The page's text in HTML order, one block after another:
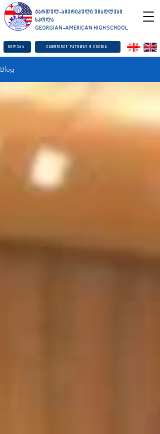
ქართულ-ამერიკული უმაღლესი
სკოლა
GEORGIAN-AMERICAN HIGH SCHOOL
მიღება Cambridge Pathway & Cognia
Blog